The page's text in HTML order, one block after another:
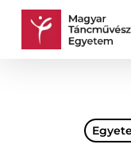
Skip
Kosár